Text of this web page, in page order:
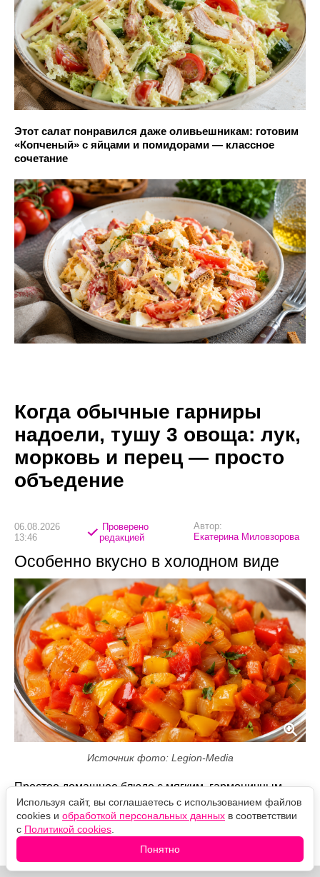
Этот салат понравился даже оливьешникам: готовим
«Копченый» с яйцами и помидорами — классное
сочетание
Когда обычные гарниры
надоели, тушу 3 овоща: лук,
морковь и перец — просто
объедение
06.08.2026
13:46
Проверено
редакцией
Автор:
Екатерина Миловзорова
Особенно вкусно в холодном виде
Источник фото: Legion-Media
Простое домашнее блюдо с мягким, гармоничным
вкусом. После охлаждения овощная сладость
раскрывается особенно хорошо, поэтому закуску
лучше готовить заранее и подавать со свежим
хлебом, картофелем или мясными блюдами.
Используя сайт, вы соглашаетесь с использованием файлов
cookies и обработкой персональных данных в соответствии
с Политикой cookies
Понятно